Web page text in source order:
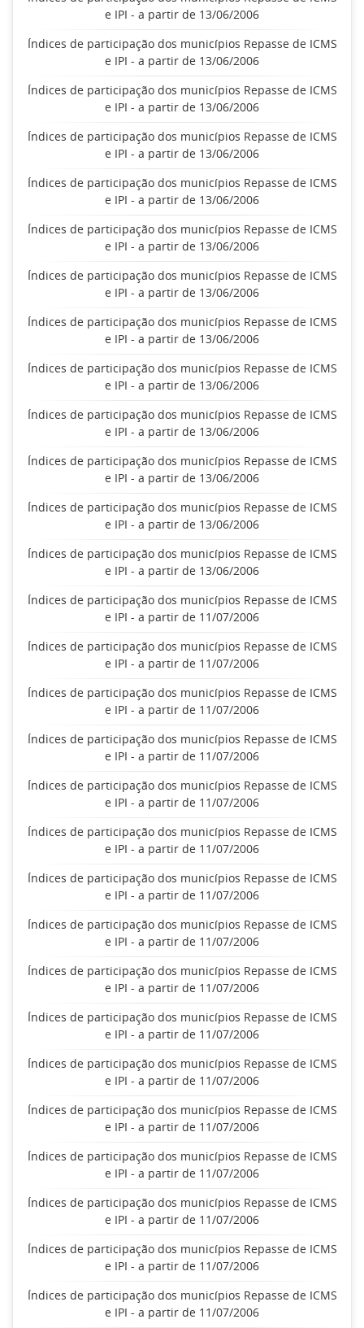
e IPI - a partir de 13/06/2006
Índices de participação dos municípios Repasse de ICMS
e IPI - a partir de 13/06/2006
Índices de participação dos municípios Repasse de ICMS
e IPI - a partir de 13/06/2006
Índices de participação dos municípios Repasse de ICMS
e IPI - a partir de 13/06/2006
Índices de participação dos municípios Repasse de ICMS
e IPI - a partir de 13/06/2006
Índices de participação dos municípios Repasse de ICMS
e IPI - a partir de 13/06/2006
Índices de participação dos municípios Repasse de ICMS
e IPI - a partir de 13/06/2006
Índices de participação dos municípios Repasse de ICMS
e IPI - a partir de 13/06/2006
Índices de participação dos municípios Repasse de ICMS
e IPI - a partir de 13/06/2006
Índices de participação dos municípios Repasse de ICMS
e IPI - a partir de 13/06/2006
Índices de participação dos municípios Repasse de ICMS
e IPI - a partir de 13/06/2006
Índices de participação dos municípios Repasse de ICMS
e IPI - a partir de 13/06/2006
Índices de participação dos municípios Repasse de ICMS
e IPI - a partir de 13/06/2006
Índices de participação dos municípios Repasse de ICMS
e IPI - a partir de 11/07/2006
Índices de participação dos municípios Repasse de ICMS
e IPI - a partir de 11/07/2006
Índices de participação dos municípios Repasse de ICMS
e IPI - a partir de 11/07/2006
Índices de participação dos municípios Repasse de ICMS
e IPI - a partir de 11/07/2006
Índices de participação dos municípios Repasse de ICMS
e IPI - a partir de 11/07/2006
Índices de participação dos municípios Repasse de ICMS
e IPI - a partir de 11/07/2006
Índices de participação dos municípios Repasse de ICMS
e IPI - a partir de 11/07/2006
Índices de participação dos municípios Repasse de ICMS
e IPI - a partir de 11/07/2006
Índices de participação dos municípios Repasse de ICMS
e IPI - a partir de 11/07/2006
Índices de participação dos municípios Repasse de ICMS
e IPI - a partir de 11/07/2006
Índices de participação dos municípios Repasse de ICMS
e IPI - a partir de 11/07/2006
Índices de participação dos municípios Repasse de ICMS
e IPI - a partir de 11/07/2006
Índices de participação dos municípios Repasse de ICMS
e IPI - a partir de 11/07/2006
Índices de participação dos municípios Repasse de ICMS
e IPI - a partir de 11/07/2006
Índices de participação dos municípios Repasse de ICMS
e IPI - a partir de 11/07/2006
Índices de participação dos municípios Repasse de ICMS
e IPI - a partir de 11/07/2006